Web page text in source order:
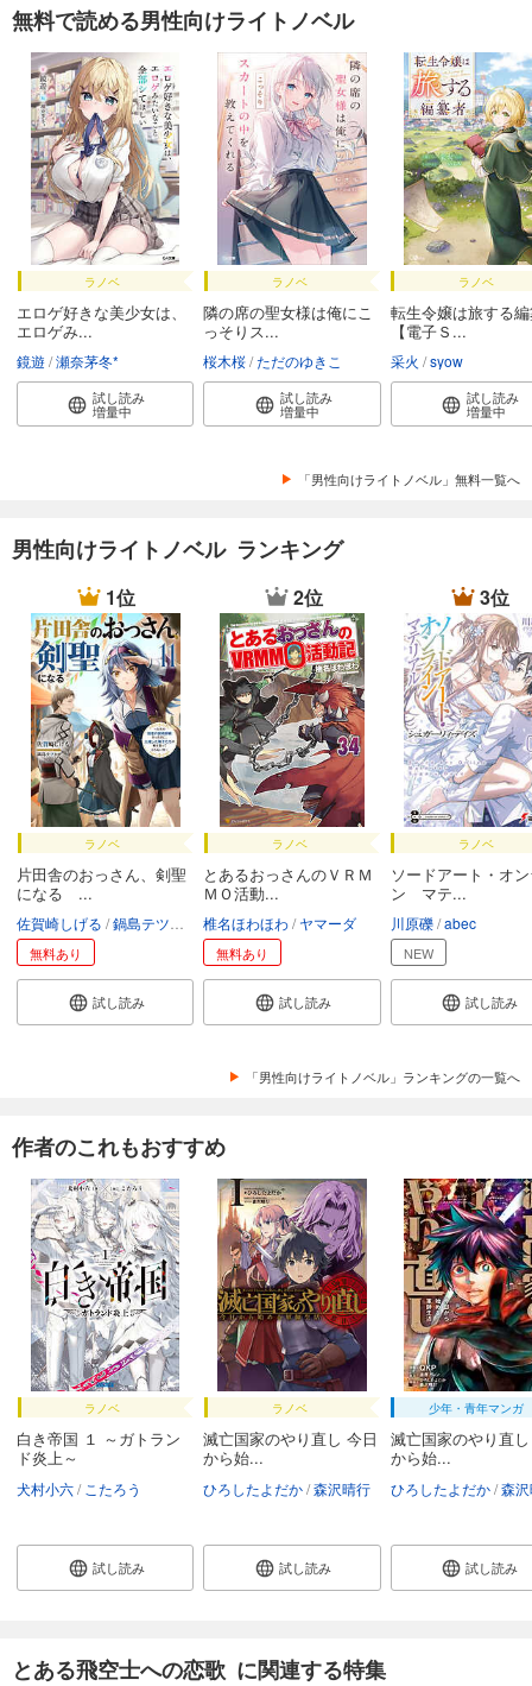
無料で読める男性向けライトノベル
ラノベ
エロゲ好きな美少女は、
エロゲみ...
鏡遊 瀬奈茅冬*
試し読み
増量中
ラノベ
隣の席の聖女様は俺にこ
っそりス...
桜木桜 ただのゆきこ
試し読み
増量中
ラノベ
転生令嬢は旅する
【電子Ｓ...
采火 syow
試し読み
増量中
「男性向けライトノベル」無料一覧へ
男性向けライトノベル ランキング
1位
ラノベ
片田舎のおっさん、剣聖
になる ...
佐賀崎しげる 鍋島テツヒロ
無料あり
試し読み
2位
ラノベ
とあるおっさんのＶＲＭ
ＭＯ活動...
椎名ほわほわ ヤマーダ
無料あり
試し読み
3位
ラノベ
ソードアート・オ
ン マテ...
川原礫 abec
NEW
試し読み
「男性向けライトノベル」ランキングの一覧へ
作者のこれもおすすめ
ラノベ
白き帝国 １ ～ガトラン
ド炎上～
犬村小六 こたろう
試し読み
ラノベ
滅亡国家のやり直し 今日
から始...
ひろしたよだか 森沢晴行
試し読み
少年・青年マンガ
滅亡国家のやり直
から始...
ひろしたよだか 森沢
試し読み
とある飛空士への恋歌 に関連する特集